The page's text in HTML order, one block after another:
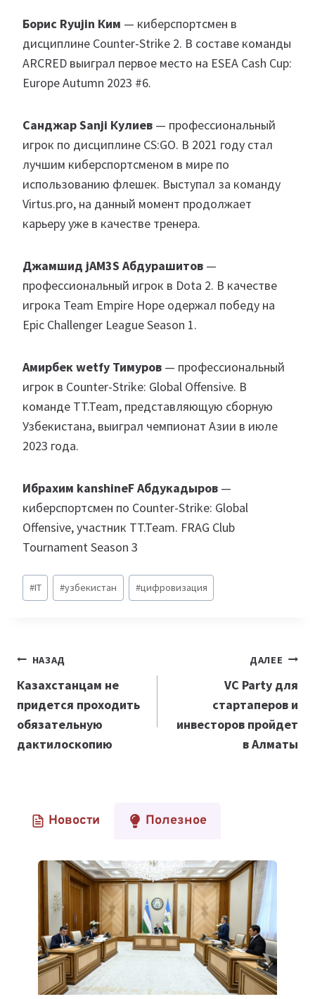
Борис Ryujin Ким — киберспортсмен в
дисциплине Counter-Strike 2. В составе команды
ARCRED выиграл первое место на ESEA Cash Cup:
Europe Autumn 2023 #6.
Санджар Sanji Кулиев — профессиональный
игрок по дисциплине CS:GO. В 2021 году стал
лучшим киберспортсменом в мире по
использованию флешек. Выступал за команду
Virtus.pro, на данный момент продолжает
карьеру уже в качестве тренера.
Джамшид jAM3S Абдурашитов —
профессиональный игрок в Dota 2. В качестве
игрока Team Empire Hope одержал победу на
Epic Challenger League Season 1.
Амирбек wetfy Тимуров — профессиональный
игрок в Counter-Strike: Global Offensive. В
команде TT.Team, представляющую сборную
Узбекистана, выиграл чемпионат Азии в июле
2023 года.
Ибрахим kanshineF Абдукадыров —
киберспортсмен по Counter-Strike: Global
Offensive, участник TT.Team. FRAG Club
Tournament Season 3
Метки
записи:
#IT #узбекистан #цифровизация
Навигация
по
записям
НАЗАД
Казахстанцам не
придется проходить
обязательную
дактилоскопию
ДАЛЕЕ
VC Party для
стартаперов и
инвесторов пройдет
в Алматы
Новости Полезное